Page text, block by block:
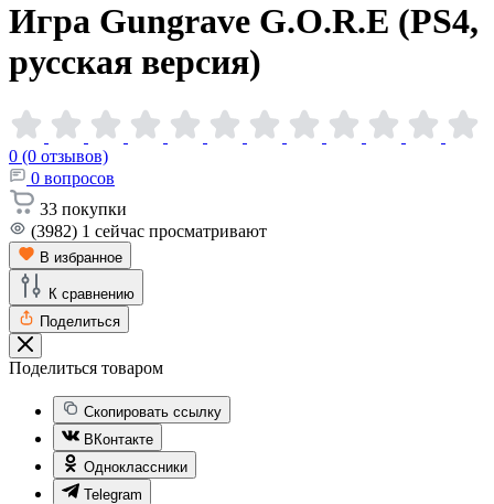
Игра Gungrave G.O.R.E (PS4,
русская версия)
0 (0 отзывов)
0 вопросов
33 покупки
(3982) 1 сейчас просматривают
В избранное
К сравнению
Поделиться
Поделиться товаром
Скопировать ссылку
ВКонтакте
Одноклассники
Telegram